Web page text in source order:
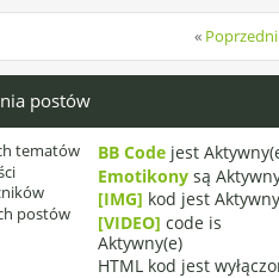
«
postów
tematów
postów
BB Codejest
Emotikonysą
[IMG] kod jest
[VIDEO] code is
Aktywny(e)
HTML kod jest